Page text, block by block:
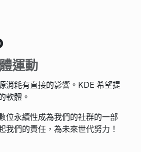
運動
消耗有直接的影響。KDE 希望提
軟體。
位永續性成為我們的社群的一部
我們的責任，為未來世代努力！